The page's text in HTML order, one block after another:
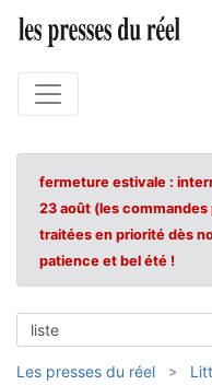
fermeture estivale :
23 août (les
traitées en priorité dès
patience et bel été !
Les presses du réel